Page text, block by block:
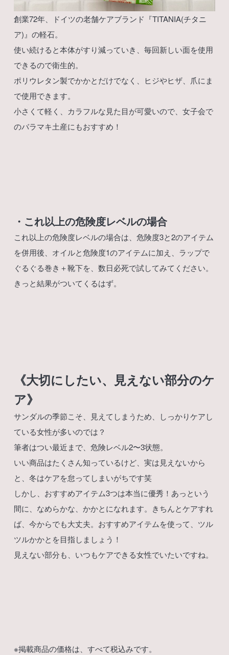
創業72年、ドイツの老舗ケアブランド『TITANIA(チタニ
ア)』の軽石。
使い続けると本体がすり減っていき、毎回新しい面を使用
できるので衛生的。
ポリウレタン製でかかとだけでなく、ヒジやヒザ、爪にま
で使用できます。
小さくて軽く、カラフルな見た目が可愛いので、女子会で
のバラマキ土産にもおすすめ！
・これ以上の危険度レベルの場合
これ以上の危険度レベルの場合は、危険度3と2のアイテム
を併用後、オイルと危険度1のアイテムに加え、ラップで
ぐるぐる巻き＋靴下を、数日必死で試してみてください。
きっと結果がついてくるはず。
《大切にしたい、見えない部分のケ
ア》
サンダルの季節こそ、見えてしまうため、しっかりケアし
ている女性が多いのでは？
筆者はつい最近まで、危険レベル2〜3状態。
いい商品はたくさん知っているけど、実は見えないから
と、冬はケアを怠ってしまいがちです笑
しかし、おすすめアイテム3つは本当に優秀！あっという
間に、なめらかな、かかとになれます。きちんとケアすれ
ば、今からでも大丈夫。おすすめアイテムを使って、ツル
ツルかかとを目指しましょう！
見えない部分も、いつもケアできる女性でいたいですね。
※掲載商品の価格は、すべて税込みです。